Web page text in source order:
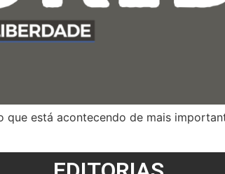
que está acontecendo de mais